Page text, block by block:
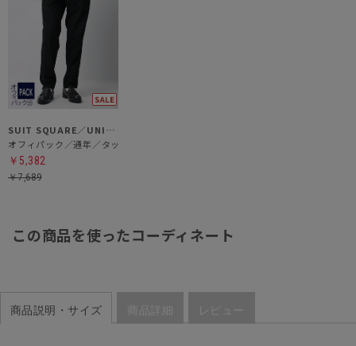
SUIT SQUARE／UNIVERSAL LANGUAGE
オフィパック／通年／タックイージーパンツ
￥5,382
￥7,689
この商品を使ったコーディネート
商品説明・サイズ 商品詳細 レビュー